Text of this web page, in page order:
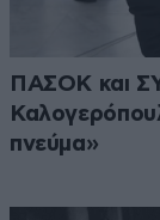
ΠΑΣΟΚ και
πνεύμα»